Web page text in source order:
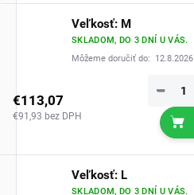
Veľkosť: M
SKLADOM, DO 3 DNÍ U VÁS.
Môžeme doručiť do:
12.8.2026
€113,07
€91,93 bez DPH
−
Veľkosť: L
SKLADOM, DO 3 DNÍ U VÁS.